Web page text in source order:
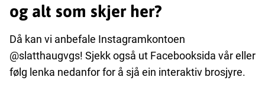
og alt som skjer her?
Då kan vi anbefale Instagramkontoen
@slatthaugvgs! Sjekk også ut Facebooksida vår eller
følg lenka nedanfor for å sjå ein interaktiv brosjyre.